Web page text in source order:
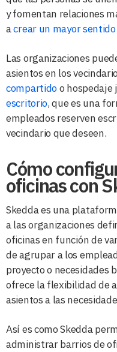
y fomentan relaciones
acrear un mayor
Las organizaciones
asientos en los
compartidoo
escritorio, que es una
empleados reserven
vecindario que deseen.
Cómo
oficinas con
Skedda es una
a las organizaciones
oficinas en función de
de agrupar a los
proyecto o necesidades
ofrece la flexibilidad de
asientos a las
Así es como Skedda
administrar barrios de